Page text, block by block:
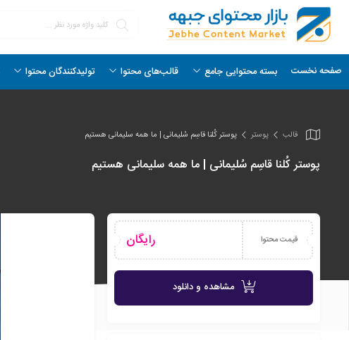
صفحه نخست بسته محتوایی جامع قالب‌های محتوا تولیدکنندگان محتوا
قالب پوستر پوستر کُلنا قاسِم سُلیمانی | ما همه سلیمانی هستیم
پوستر کُلنا قاسِم سُلیمانی | ما همه سلیمانی هستیم
قیمت محتوا رایگان
مشاهده و دانلود